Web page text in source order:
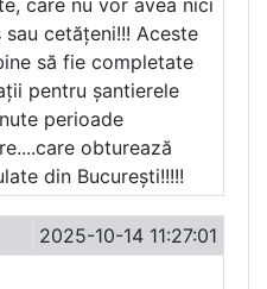
care nu vor avea nici
cetățeni!!! Aceste
să fie completate
pentru șantierele
perioade
obturează
din București!!!!!
2025-10-14 11:27:01